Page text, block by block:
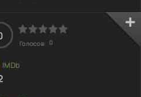
Кажется, что Иван не
но и открывает новую
Его успех становится
том, как прожитые годы
свежий взгляд. Что же
Голосов: 0